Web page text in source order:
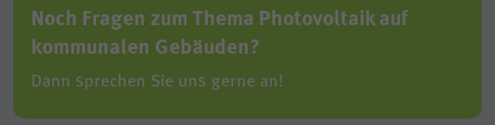
Noch Fragen zum Thema Photovoltaik auf
kommunalen Gebäuden?
Dann sprechen Sie uns gerne an!